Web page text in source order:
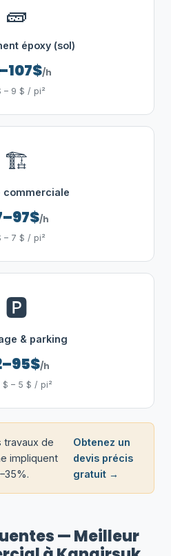
🧱
époxy (sol)
/h
– 9 $ / pi²
🏗️
commerciale
/h
– 7 $ / pi²
🅿️
& parking
/h
$ – 5 $ / pi²
travaux de
impliquent
Obtenez un
devis précis
gratuit →
— Meilleur